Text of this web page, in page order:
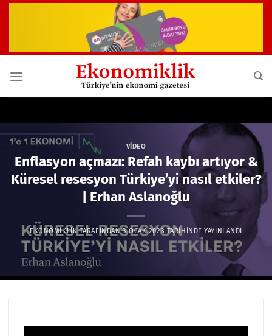
VIDEO
Enflasyon açmazı: Refah kaybı artıyor &
Küresel resesyon Türkiye’yi nasıl etkiler?
| Erhan Aslanoğlu
EKONOMIKLIKTARAFINDAN 3 OCAK 2023 TARIHINDE YAYINLANDI